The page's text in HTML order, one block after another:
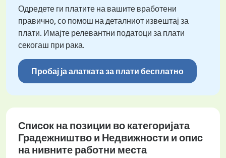
Одредете ги платите на вашите вработени
правично, со помош на деталниот извештај за
плати. Имајте релевантни податоци за плати
секогаш при рака.
Пробај ја алатката за плати бесплатно
Список на позиции во категоријата
Градежништво и Недвижности и опис
на нивните работни места